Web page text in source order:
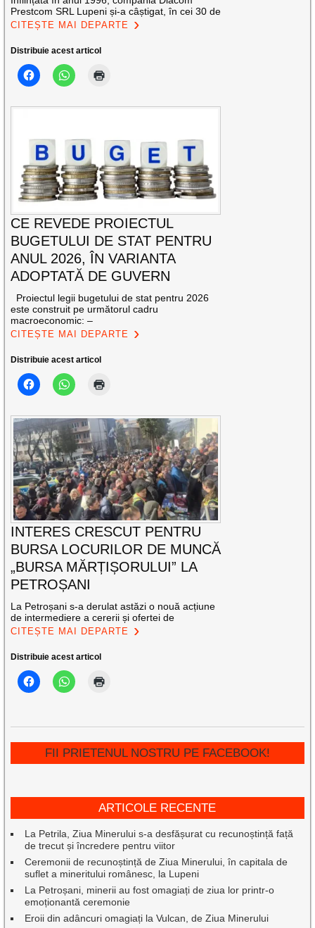
Prestcom SRL Lupeni și-a câștigat, în cei 30 de
CITEȘTE MAI DEPARTE
Distribuie acest articol
CE REVEDE PROIECTUL
BUGETULUI DE STAT PENTRU
ANUL 2026, ÎN VARIANTA
ADOPTATĂ DE GUVERN
Proiectul legii bugetului de stat pentru 2026
este construit pe următorul cadru
macroeconomic: –
CITEȘTE MAI DEPARTE
Distribuie acest articol
INTERES CRESCUT PENTRU
BURSA LOCURILOR DE MUNCĂ
„BURSA MĂRȚIȘORULUI” LA
PETROȘANI
La Petroșani s-a derulat astăzi o nouă acțiune
de intermediere a cererii și ofertei de
CITEȘTE MAI DEPARTE
Distribuie acest articol
FII PRIETENUL NOSTRU PE FACEBOOK!
ARTICOLE RECENTE
La Petrila, Ziua Minerului s-a desfășurat cu recunoștință față
de trecut și încredere pentru viitor
Ceremonii de recunoștință de Ziua Minerului, în capitala de
suflet a mineritului românesc, la Lupeni
La Petroșani, minerii au fost omagiați de ziua lor printr-o
emoționantă ceremonie
Eroii din adâncuri omagiați la Vulcan, de Ziua Minerului